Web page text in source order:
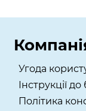
Угода
Інструкції
Політика